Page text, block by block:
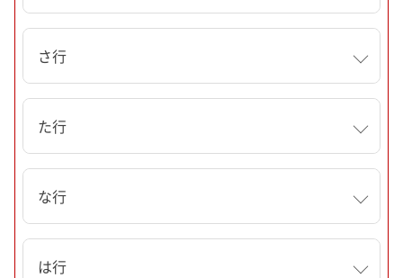
さ行
た行
な行
は行